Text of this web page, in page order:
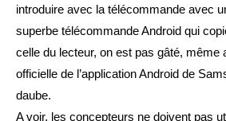
introduire avec la télécommande avec
superbe télécommande Android qui
celle du lecteur, on est pas gâté, même
officielle de l’application Android de
daube.
A voir, les concepteurs ne doivent pas